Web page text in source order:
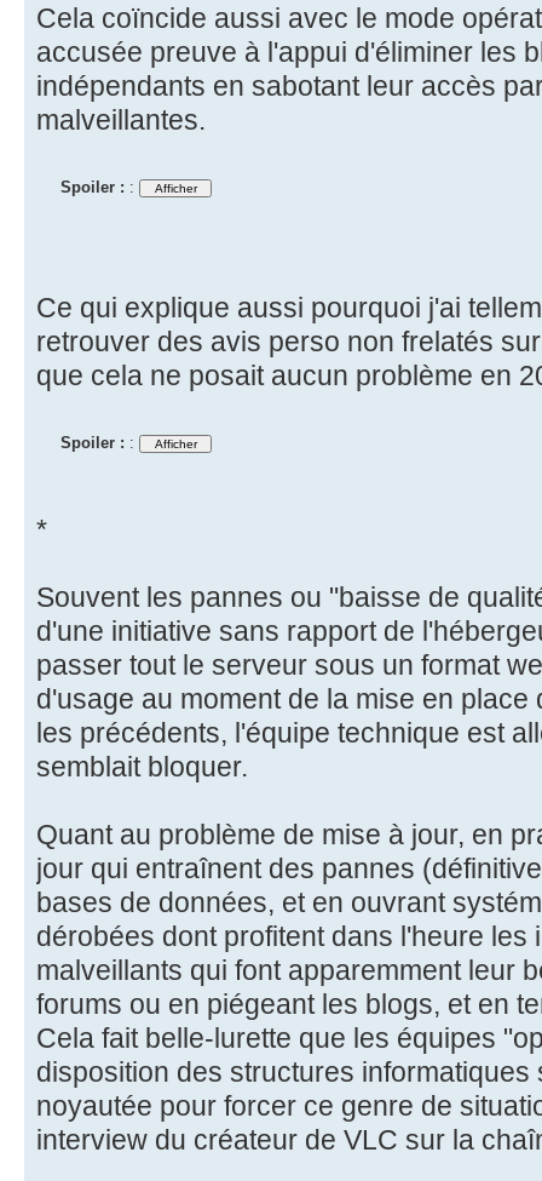
Cela coïncide aussi avec le mode
accusée preuve à l'appui d'éliminer les
indépendants en sabotant leur accès
malveillantes.
Spoiler : :
Ce qui explique aussi pourquoi j'ai
retrouver des avis perso non frelatés
que cela ne posait aucun problème en
Spoiler : :
*
Souvent les pannes ou "baisse de
d'une initiative sans rapport de
passer tout le serveur sous un format
d'usage au moment de la mise en
les précédents, l'équipe technique est
semblait bloquer.
Quant au problème de mise à jour, en
jour qui entraînent des pannes
bases de données, et en ouvrant
dérobées dont profitent dans l'heure les
malveillants qui font apparemment leur
forums ou en piégeant les blogs, et en
Cela fait belle-lurette que les équipes
disposition des structures
noyautée pour forcer ce genre de
interview du créateur de VLC sur la